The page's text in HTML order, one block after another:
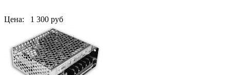
Цена: 1 300 руб